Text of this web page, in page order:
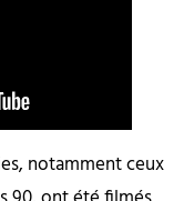
notamment ceux